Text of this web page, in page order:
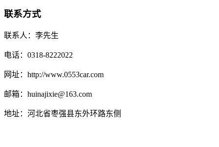
联系方式
联系人：李先生
电话：0318-8222022
网址：http://www.0553car.com
邮箱：huinajixie@163.com
地址：河北省枣强县东外环路东侧